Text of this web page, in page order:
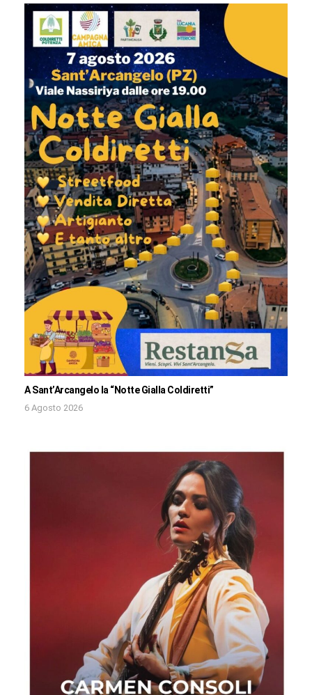
A Sant’Arcangelo la “Notte Gialla Coldiretti”
6 Agosto 2026